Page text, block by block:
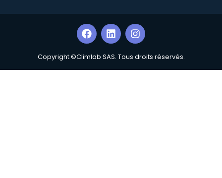
Copyright ©Climlab SAS. Tous droits réservés.